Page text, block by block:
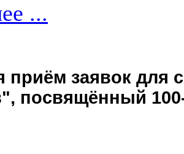
...
приём заявок для
посвящённый